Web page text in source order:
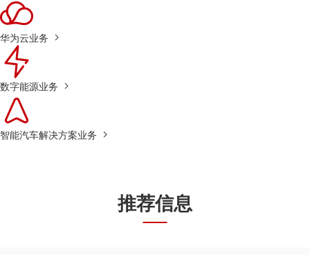
华为云业务
数字能源业务
智能汽车解决方案业务
推荐信息